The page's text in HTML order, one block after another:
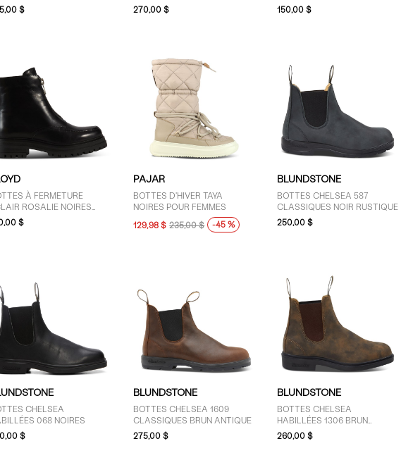
$
270,00 $
150,00 $
À FERMETURE
ROSALIE NOIRES
FEMMES
$
PAJAR
BOTTES D'HIVER TAYA
NOIRES POUR FEMMES
129,98 $ 235,00 $ -45 %
BLUNDSTONE
BOTTES CHELSEA 587
CLASSIQUES NOIR RUSTIQUE
250,00 $
CHELSEA
068 NOIRES
$
BLUNDSTONE
BOTTES CHELSEA 1609
CLASSIQUES BRUN ANTIQUE
275,00 $
BLUNDSTONE
BOTTES CHELSEA
HABILLÉES 1306 BRUN
RUSTIQUE
260,00 $